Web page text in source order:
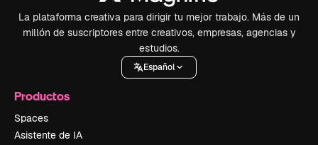
La plataforma creativa para dirigir tu mejor trabajo. Más de un
millón de suscriptores entre creativos, empresas, agencias y
estudios.
Español
Productos
Spaces
Asistente de IA